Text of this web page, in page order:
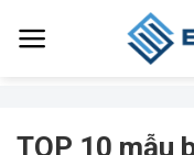
TOP 10 mẫu